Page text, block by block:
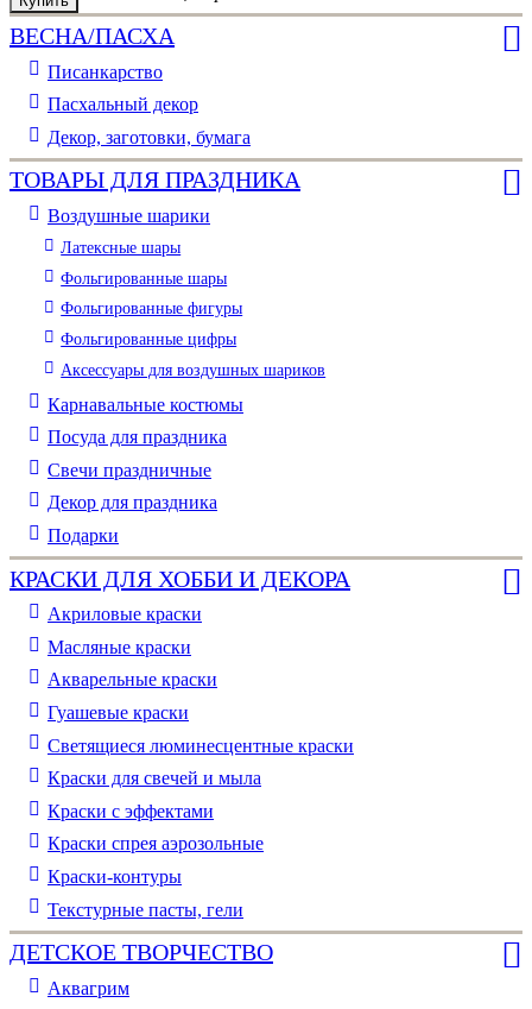
ВЕСНА/ПАСХА
Писанкарство
Пасхальный декор
Декор, заготовки, бумага
ТОВАРЫ ДЛЯ ПРАЗДНИКА
Воздушные шарики
Латексные шары
Фольгированные шары
Фольгированные фигуры
Фольгированные цифры
Аксессуары для воздушных шариков
Карнавальные костюмы
Посуда для праздника
Свечи праздничные
Декор для праздника
Подарки
КРАСКИ ДЛЯ ХОББИ И ДЕКОРА
Акриловые краски
Масляные краски
Акварельные краски
Гуашевые краски
Светящиеся люминесцентные краски
Краски для свечей и мыла
Краски с эффектами
Краски спрея аэрозольные
Краски-контуры
Текстурные пасты, гели
ДЕТСКОЕ ТВОРЧЕСТВО
Аквагрим